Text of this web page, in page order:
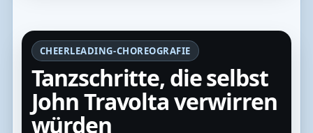
CHEERLEADING-CHOREOGRAFIE
Tanzschritte, die selbst
John Travolta verwirren
würden